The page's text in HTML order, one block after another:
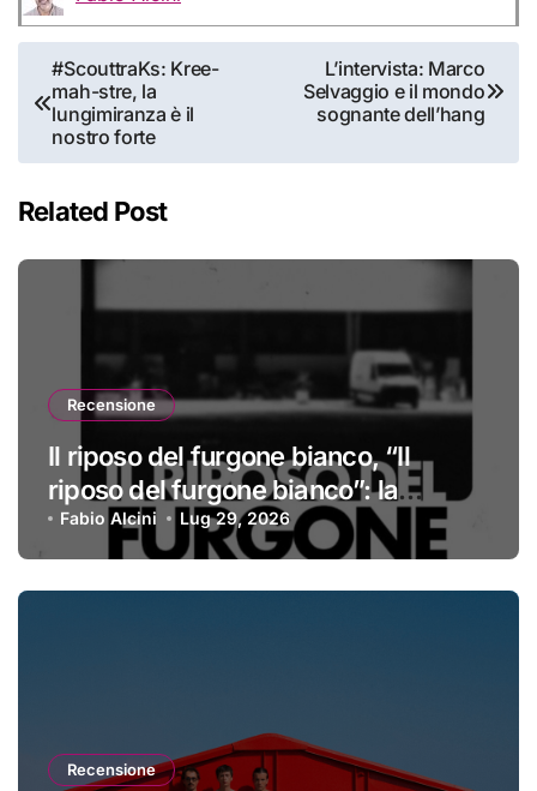
Navigazione
articoli
#ScouttraKs: Kree-
mah-stre, la
lungimiranza è il
nostro forte
L’intervista: Marco
Selvaggio e il mondo
sognante dell’hang
Related Post
Recensione
Il riposo del furgone bianco, “Il
riposo del furgone bianco”: la
recensione
Fabio Alcini Lug 29, 2026
Recensione